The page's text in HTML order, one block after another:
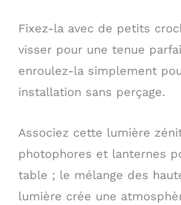
Fixez-la avec de petits
visser pour une tenue
enroulez-la simplement
installation sans perçage.
Associez cette lumière
photophores et lanternes
table ; le mélange des
lumière crée une